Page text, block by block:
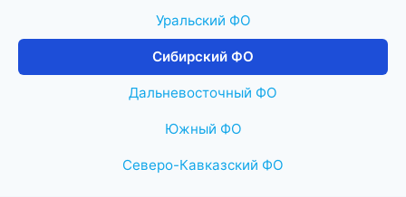
Уральский ФО
Сибирский ФО
Дальневосточный ФО
Южный ФО
Северо-Кавказский ФО